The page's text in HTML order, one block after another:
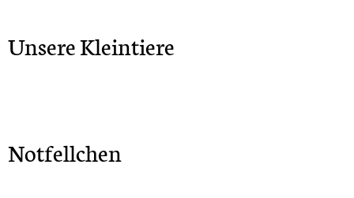
Unsere Kleintiere
Notfellchen